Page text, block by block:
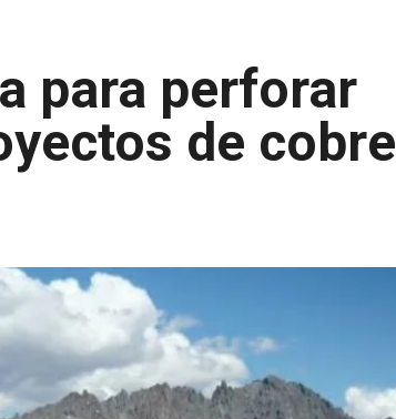
para perforar
de cobre